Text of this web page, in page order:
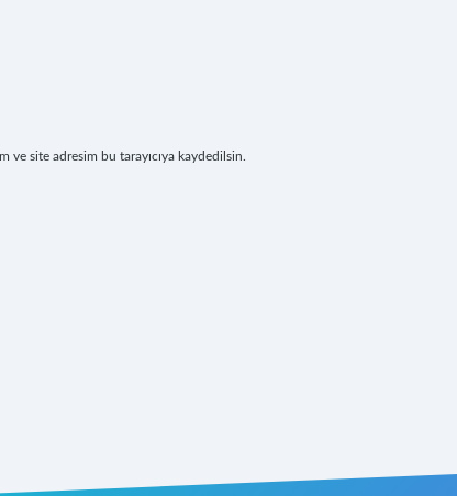
ve site adresim bu tarayıcıya kaydedilsin.